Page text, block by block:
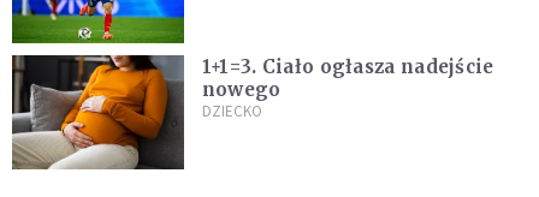
1+1=3. Ciało ogłasza nadejście
nowego
DZIECKO